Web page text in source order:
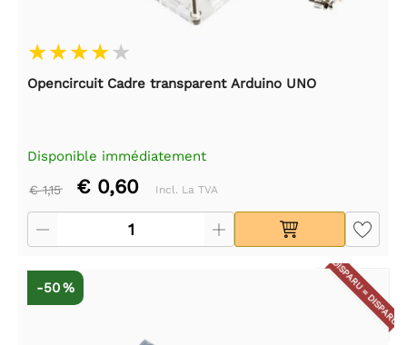
Opencircuit Cadre transparent Arduino UNO
Disponible immédiatement
€ 1,15 € 0,60 Incl. La TVA
DISPARU = DISPARU
-50 %